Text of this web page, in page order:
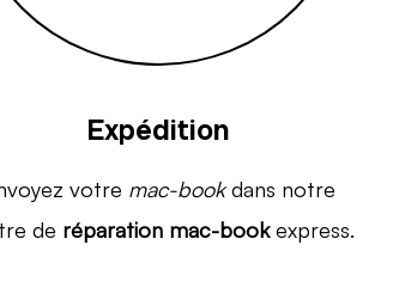
Expédition
votre mac-bookdans notre
de réparation mac-bookexpress.